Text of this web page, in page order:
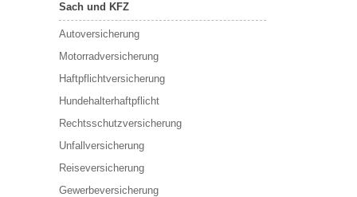
Sach und KFZ
Autoversicherung
Motorradversicherung
Haftpflichtversicherung
Hundehalterhaftpflicht
Rechtsschutzversicherung
Unfallversicherung
Reiseversicherung
Gewerbeversicherung